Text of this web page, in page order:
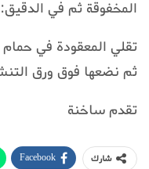
المخفوقة ثم في الدقيق:
تقلي المعقودة في
ثم نضعها فوق ورق
تقدم ساخنة
شارك Facebook